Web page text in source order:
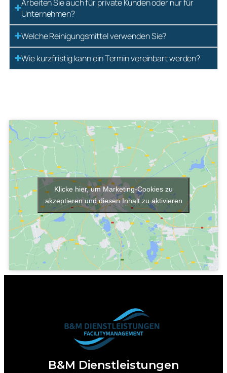
Arbeiten Sie auch für private Kunden oder nur für
Unternehmen?
Welche Reinigungsmittel verwenden Sie?
Wie kurzfristig kann ein Termin vereinbart werden?
Klicke hier, um Marketing-Cookies zu
akzeptieren und diesen Inhalt zu aktivieren
B&M Dienstleistungen